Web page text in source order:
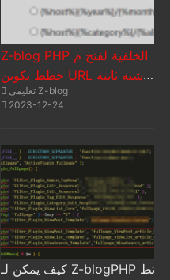
Z-blog PHP الخلفية لفتح م
خطط تكوين URL شبه ثابتة
تعليمي Z-blog
2023-12-24
كيف يمكن لـ Z-blogPHP تط